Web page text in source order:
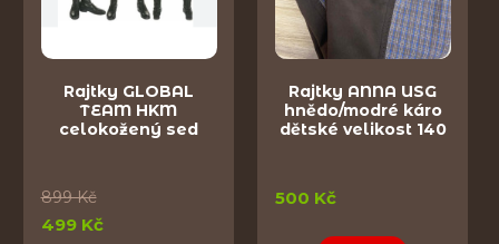
Rajtky GLOBAL
TEAM HKM
celokožený sed
899 Kč
499 Kč
Rajtky ANNA USG
hnědo/modré káro
dětské velikost 140
500 Kč